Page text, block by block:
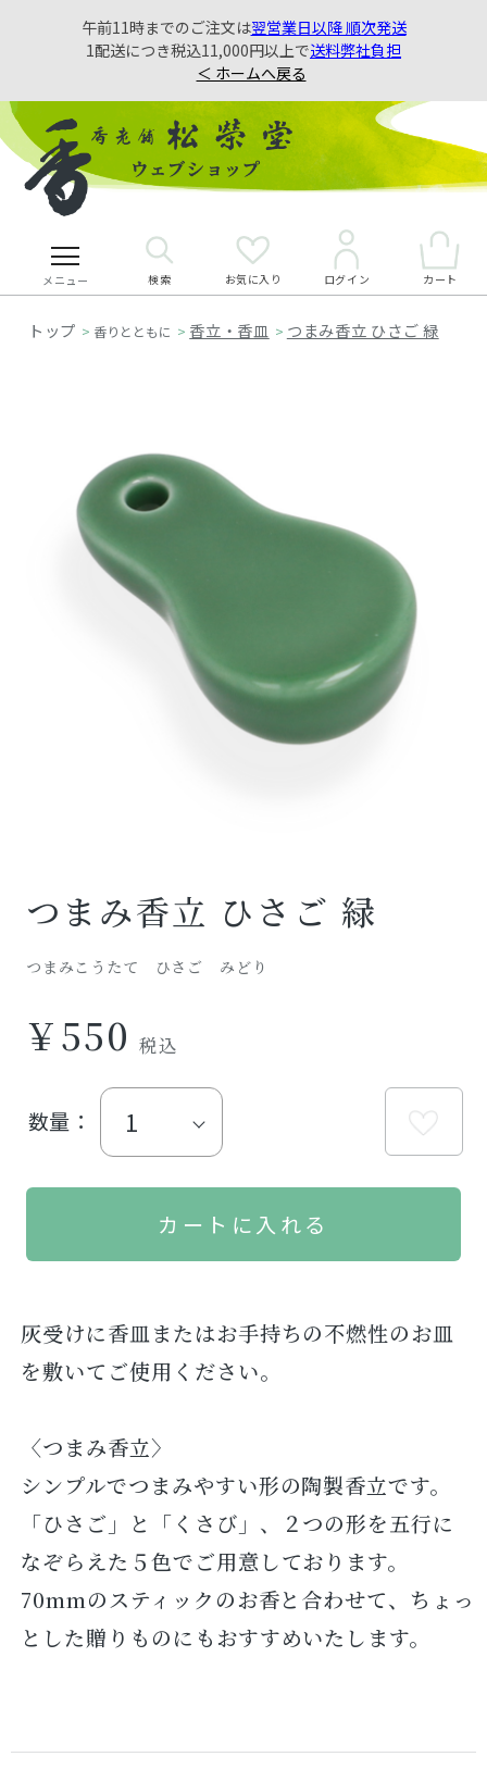
午前11時までのご注文は翌営業日以降 順次発送
1配送につき税込11,000円以上で送料弊社負担
＜ ホームへ戻る
メニュー 検索 お気に入り ログイン カート
> 香りとともに > 香立・香皿 > つまみ香立 ひさご 緑
つまみ香立 ひさご 緑
つまみこうたて ひさご みどり
￥550
数量：
灰受けに香皿またはお手持ちの不燃性のお皿
を敷いてご使用ください。
〈つまみ香立〉
シンプルでつまみやすい形の陶製香立です。
「ひさご」と「くさび」、２つの形を五行に
なぞらえた５色でご用意しております。
70mmのスティックのお香と合わせて、ちょっ
とした贈りものにもおすすめいたします。